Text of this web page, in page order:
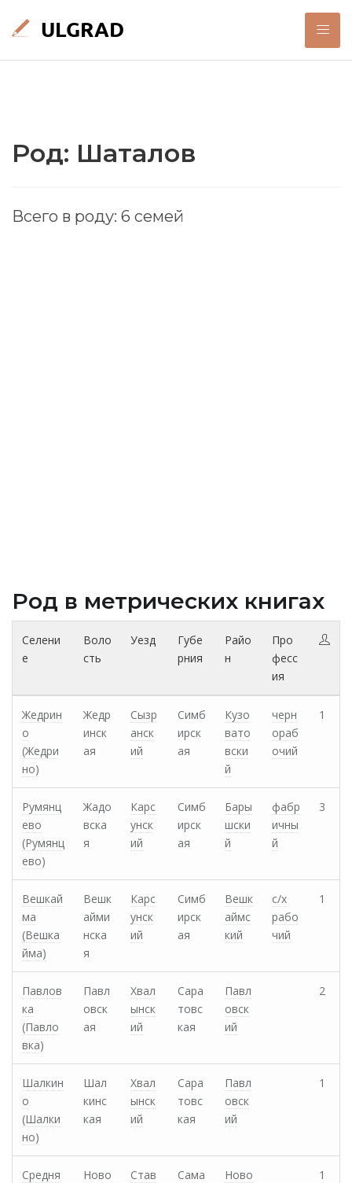
Род: Шаталов
Всего в роду: 6 семей
Род в метрических книгах
Селени
е
Воло
сть
Уезд
Губе
рния
Райо
н
Про
фесс
ия
Жедрин
о
(Жедри
но)
Жедр
инск
ая
Сызр
анск
ий
Симб
ирск
ая
Кузо
вато
вски
й
черн
ораб
очий
1
Румянц
ево
(Румянц
ево)
Жадо
вска
я
Карс
унск
ий
Симб
ирск
ая
Бары
шски
й
фабр
ичны
й
3
Вешкай
ма
(Вешка
йма)
Вешк
айми
нска
я
Карс
унск
ий
Симб
ирск
ая
Вешк
аймс
кий
с/х
рабо
чий
1
Павлов
ка
(Павло
вка)
Павл
овск
ая
Хвал
ынск
ий
Сара
товс
кая
Павл
овск
ий
2
Шалкин
о
(Шалки
но)
Шал
кинс
кая
Хвал
ынск
ий
Сара
товс
кая
Павл
овск
ий
1
Средня
Ново
Став
Сама
Ново
1